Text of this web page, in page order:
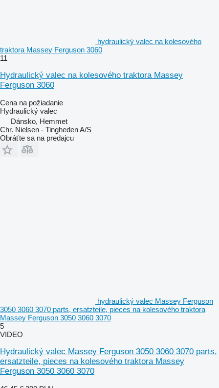
hydraulický valec na kolesového
traktora Massey Ferguson 3060
11
Hydraulický valec na kolesového traktora Massey
Ferguson 3060
Cena na požiadanie
Hydraulický valec
Dánsko, Hemmet
Chr. Nielsen - Tingheden A/S
Obráťte sa na predajcu
hydraulický valec Massey Ferguson
3050 3060 3070 parts, ersatzteile, pieces na kolesového traktora
Massey Ferguson 3050 3060 3070
5
VIDEO
Hydraulický valec Massey Ferguson 3050 3060 3070 parts,
ersatzteile, pieces na kolesového traktora Massey
Ferguson 3050 3060 3070